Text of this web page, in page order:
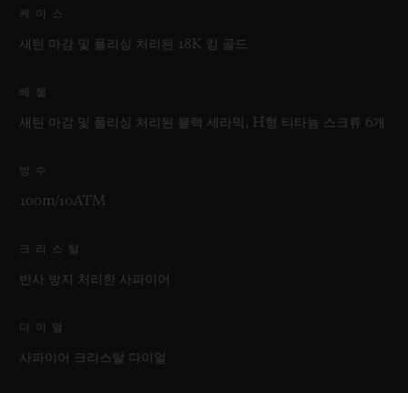
케이스
새틴 마감 및 폴리싱 처리된 18K 킹 골드
베젤
새틴 마감 및 폴리싱 처리된 블랙 세라믹, H형 티타늄 스크류 6개
방수
100m/10ATM
크리스탈
반사 방지 처리한 사파이어
다이얼
사파이어 크리스탈 다이얼